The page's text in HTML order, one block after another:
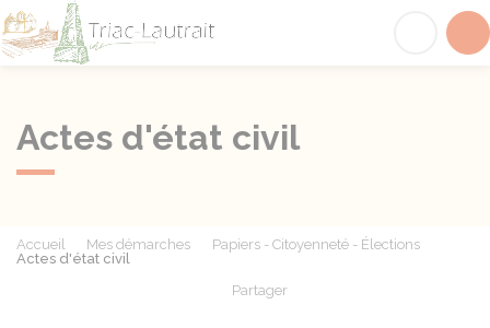
Actes d'état civil
Accueil Mes démarches
Papiers - Citoyenneté - Élections
Actes d'état civil
Partager